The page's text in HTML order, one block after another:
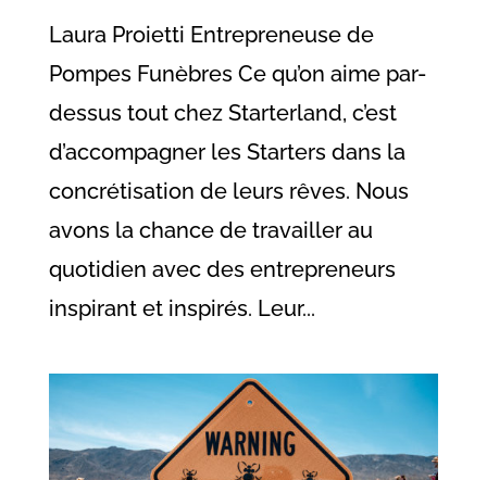
Laura Proietti Entrepreneuse de
Pompes Funèbres Ce qu’on aime par-
dessus tout chez Starterland, c’est
d’accompagner les Starters dans la
concrétisation de leurs rêves. Nous
avons la chance de travailler au
quotidien avec des entrepreneurs
inspirant et inspirés. Leur...